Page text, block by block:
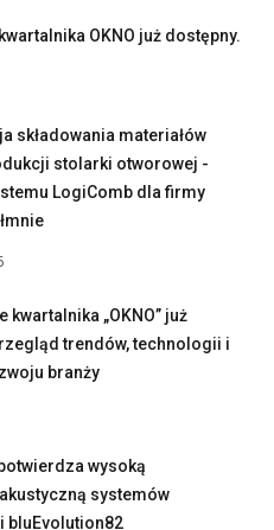
OKNO już dostępny.
składowania materiałów
stolarki otworowej -
LogiComb dla firmy
kwartalnika „OKNO” już
trendów, technologii i
branży
wysoką
systemów
bluEvolution82